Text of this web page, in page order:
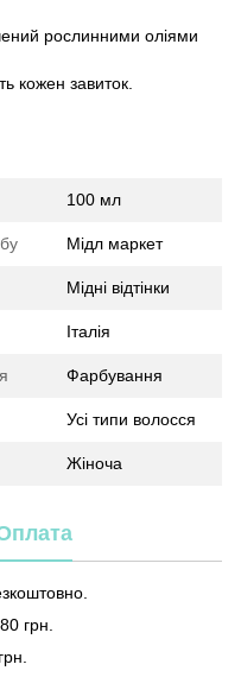
рослинними оліями
кожен завиток.
100 мл
Мідл маркет
Мідні відтінки
Італія
Фарбування
Усі типи волосся
Жіноча
грн.